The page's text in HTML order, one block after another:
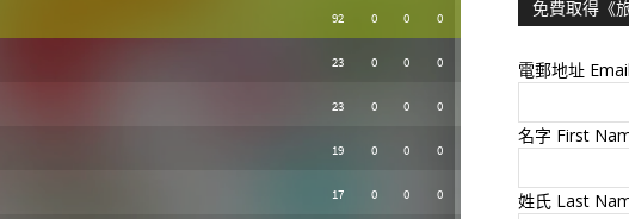
免費取得《
電郵地址 Email
名字 First
姓氏 Last